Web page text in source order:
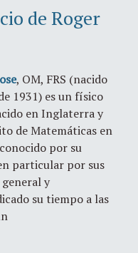
de Roger
, OM, FRS (nacido
1931) es un físico
en Inglaterra y
de Matemáticas en
por su
particular por sus
y
su tiempo a las